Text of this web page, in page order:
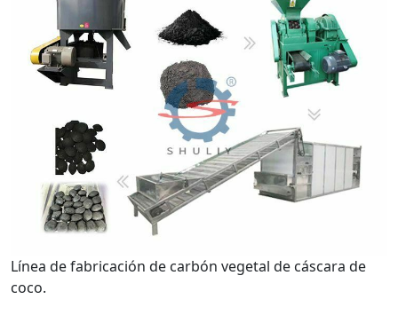
Línea de fabricación de carbón vegetal de cáscara de
coco.